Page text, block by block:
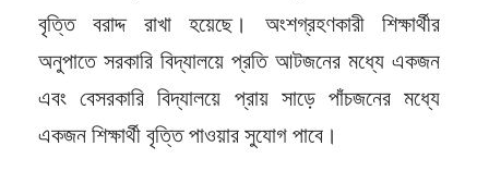
বৃত্তি বরাদ্দ রাখা হয়েছে। অংশগ্রহণকারী শিক্ষার্থীর
অনুপাতে সরকারি বিদ্যালয়ে প্রতি আটজনের মধ্যে একজন
এবং বেসরকারি বিদ্যালয়ে প্রায় সাড়ে পাঁচজনের মধ্যে
একজন শিক্ষার্থী বৃত্তি পাওয়ার সুযোগ পাবে।